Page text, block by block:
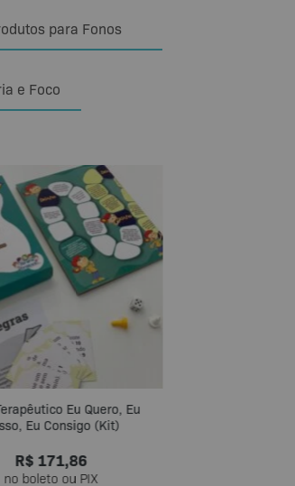
para Fonos
e Foco
Eu Quero, Eu
Eu Consigo (Kit)
R$ 171,86